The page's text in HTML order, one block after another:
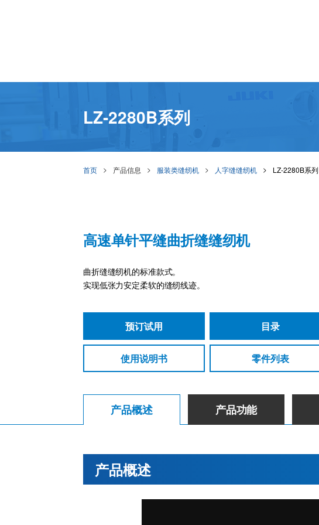
LZ-2280B系列
首页 产品信息 服装类缝纫机 人字缝缝纫机 LZ-2280B系列
高速单针平缝曲折缝缝纫机
曲折缝缝纫机的标准款式。
实现低张力安定柔软的缝纫线迹。
预订试用 目录
使用说明书 零件列表
产品概述 产品功能
产品概述